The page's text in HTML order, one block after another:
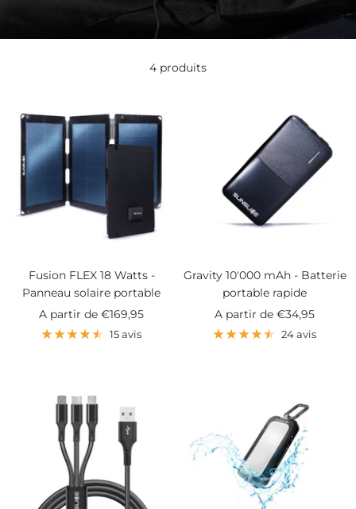
4 produits
Fusion FLEX 18 Watts -
Panneau solaire portable
Prix
de
A partir de €169,95
15 avis
Gravity 10'000 mAh - Batterie
portable rapide
Prix
de
A partir de €34,95
24 avis